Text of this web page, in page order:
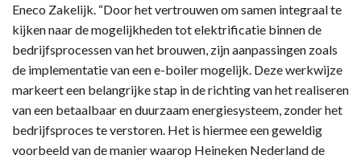
Eneco Zakelijk. “Door het vertrouwen om samen integraal te
kijken naar de mogelijkheden tot elektrificatie binnen de
bedrijfsprocessen van het brouwen, zijn aanpassingen zoals
de implementatie van een e-boiler mogelijk. Deze werkwijze
markeert een belangrijke stap in de richting van het realiseren
van een betaalbaar en duurzaam energiesysteem, zonder het
bedrijfsproces te verstoren. Het is hiermee een geweldig
voorbeeld van de manier waarop Heineken Nederland de